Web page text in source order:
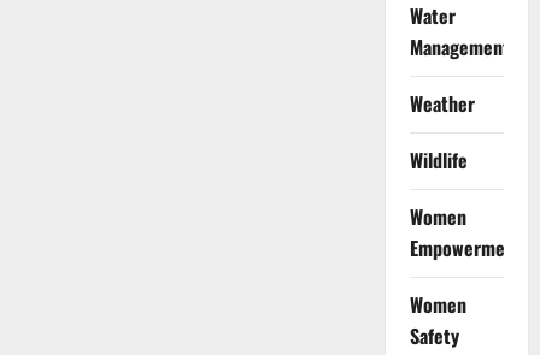
Water
Management
Weather
Wildlife
Women
Empowerment
Women
Safety